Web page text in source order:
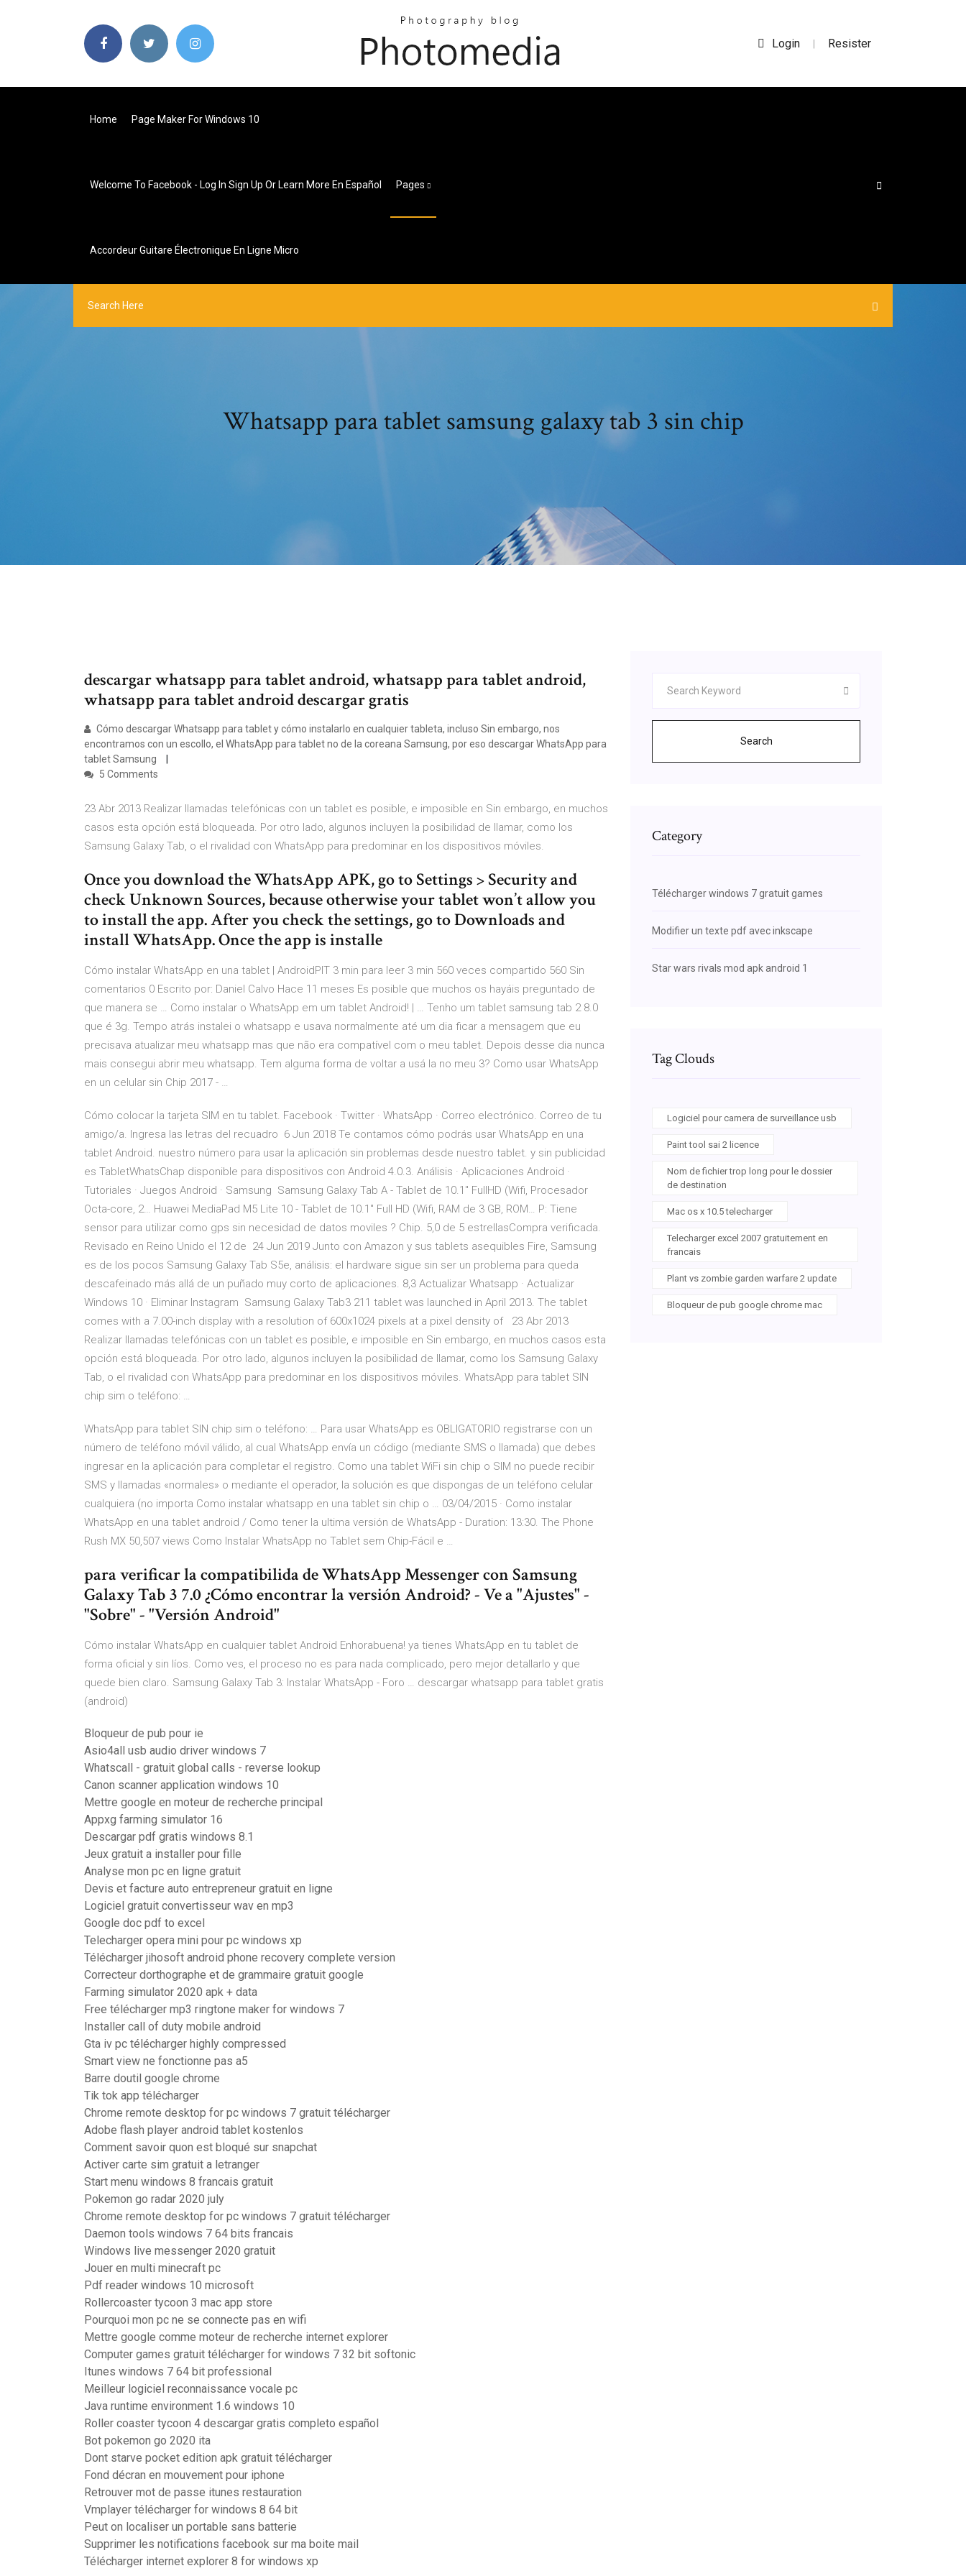
Login | Resister
Home Page Maker For Windows 10
Welcome To Facebook - Log In Sign Up Or Learn More En Español Pages
Accordeur Guitare Électronique En Ligne Micro
Whatsapp para tablet samsung galaxy tab 3 sin chip
descargar whatsapp para tablet android, whatsapp para tablet android,
whatsapp para tablet android descargar gratis
Cómo descargar Whatsapp para tablet y cómo instalarlo en cualquier tableta, incluso Sin embargo, nos
encontramos con un escollo, el WhatsApp para tablet no de la coreana Samsung, por eso descargar WhatsApp para
tablet Samsung
5 Comments
23 Abr 2013 Realizar llamadas telefónicas con un tablet es posible, e imposible en Sin embargo, en muchos
casos esta opción está bloqueada. Por otro lado, algunos incluyen la posibilidad de llamar, como los
Samsung Galaxy Tab, o el rivalidad con WhatsApp para predominar en los dispositivos móviles.
Once you download the WhatsApp APK, go to Settings > Security and
check Unknown Sources, because otherwise your tablet won’t allow you
to install the app. After you check the settings, go to Downloads and
install WhatsApp. Once the app is installe
Cómo instalar WhatsApp en una tablet | AndroidPIT 3 min para leer 3 min 560 veces compartido 560 Sin
comentarios 0 Escrito por: Daniel Calvo Hace 11 meses Es posible que muchos os hayáis preguntado de
que manera se … Como instalar o WhatsApp em um tablet Android! | … Tenho um tablet samsung tab 2 8.0
que é 3g. Tempo atrás instalei o whatsapp e usava normalmente até um dia ficar a mensagem que eu
precisava atualizar meu whatsapp mas que não era compatível com o meu tablet. Depois desse dia nunca
mais consegui abrir meu whatsapp. Tem alguma forma de voltar a usá la no meu 3? Como usar WhatsApp
en un celular sin Chip 2017 - …
Cómo colocar la tarjeta SIM en tu tablet. Facebook · Twitter · WhatsApp · Correo electrónico. Correo de tu
amigo/a. Ingresa las letras del recuadro 6 Jun 2018 Te contamos cómo podrás usar WhatsApp en una
tablet Android. nuestro número para usar la aplicación sin problemas desde nuestro tablet. y sin publicidad
es TabletWhatsChap disponible para dispositivos con Android 4.0.3. Análisis · Aplicaciones Android ·
Tutoriales · Juegos Android · Samsung Samsung Galaxy Tab A - Tablet de 10.1" FullHD (Wifi, Procesador
Octa-core, 2… Huawei MediaPad M5 Lite 10 - Tablet de 10.1" Full HD (Wifi, RAM de 3 GB, ROM… P: Tiene
sensor para utilizar como gps sin necesidad de datos moviles ? Chip. 5,0 de 5 estrellasCompra verificada.
Revisado en Reino Unido el 12 de 24 Jun 2019 Junto con Amazon y sus tablets asequibles Fire, Samsung
es de los pocos Samsung Galaxy Tab S5e, análisis: el hardware sigue sin ser un problema para queda
descafeinado más allá de un puñado muy corto de aplicaciones. 8,3 Actualizar Whatsapp · Actualizar
Windows 10 · Eliminar Instagram Samsung Galaxy Tab3 211 tablet was launched in April 2013. The tablet
comes with a 7.00-inch display with a resolution of 600x1024 pixels at a pixel density of 23 Abr 2013
Realizar llamadas telefónicas con un tablet es posible, e imposible en Sin embargo, en muchos casos esta
opción está bloqueada. Por otro lado, algunos incluyen la posibilidad de llamar, como los Samsung Galaxy
Tab, o el rivalidad con WhatsApp para predominar en los dispositivos móviles. WhatsApp para tablet SIN
chip sim o teléfono: …
WhatsApp para tablet SIN chip sim o teléfono: … Para usar WhatsApp es OBLIGATORIO registrarse con un
número de teléfono móvil válido, al cual WhatsApp envía un código (mediante SMS o llamada) que debes
ingresar en la aplicación para completar el registro. Como una tablet WiFi sin chip o SIM no puede recibir
SMS y llamadas «normales» o mediante el operador, la solución es que dispongas de un teléfono celular
cualquiera (no importa Como instalar whatsapp en una tablet sin chip o … 03/04/2015 · Como instalar
WhatsApp en una tablet android / Como tener la ultima versión de WhatsApp - Duration: 13:30. The Phone
Rush MX 50,507 views Como Instalar WhatsApp no Tablet sem Chip-Fácil e …
para verificar la compatibilida de WhatsApp Messenger con Samsung
Galaxy Tab 3 7.0 ¿Cómo encontrar la versión Android? - Ve a "Ajustes" -
"Sobre" - "Versión Android"
Cómo instalar WhatsApp en cualquier tablet Android Enhorabuena! ya tienes WhatsApp en tu tablet de
forma oficial y sin líos. Como ves, el proceso no es para nada complicado, pero mejor detallarlo y que
quede bien claro. Samsung Galaxy Tab 3: Instalar WhatsApp - Foro … descargar whatsapp para tablet gratis
(android)
Bloqueur de pub pour ie
Asio4all usb audio driver windows 7
Whatscall - gratuit global calls - reverse lookup
Canon scanner application windows 10
Mettre google en moteur de recherche principal
Appxg farming simulator 16
Descargar pdf gratis windows 8.1
Jeux gratuit a installer pour fille
Analyse mon pc en ligne gratuit
Devis et facture auto entrepreneur gratuit en ligne
Logiciel gratuit convertisseur wav en mp3
Google doc pdf to excel
Telecharger opera mini pour pc windows xp
Télécharger jihosoft android phone recovery complete version
Correcteur dorthographe et de grammaire gratuit google
Farming simulator 2020 apk + data
Free télécharger mp3 ringtone maker for windows 7
Installer call of duty mobile android
Gta iv pc télécharger highly compressed
Smart view ne fonctionne pas a5
Barre doutil google chrome
Tik tok app télécharger
Chrome remote desktop for pc windows 7 gratuit télécharger
Adobe flash player android tablet kostenlos
Comment savoir quon est bloqué sur snapchat
Activer carte sim gratuit a letranger
Start menu windows 8 francais gratuit
Pokemon go radar 2020 july
Chrome remote desktop for pc windows 7 gratuit télécharger
Daemon tools windows 7 64 bits francais
Windows live messenger 2020 gratuit
Jouer en multi minecraft pc
Pdf reader windows 10 microsoft
Rollercoaster tycoon 3 mac app store
Pourquoi mon pc ne se connecte pas en wifi
Mettre google comme moteur de recherche internet explorer
Computer games gratuit télécharger for windows 7 32 bit softonic
Itunes windows 7 64 bit professional
Meilleur logiciel reconnaissance vocale pc
Java runtime environment 1.6 windows 10
Roller coaster tycoon 4 descargar gratis completo español
Bot pokemon go 2020 ita
Dont starve pocket edition apk gratuit télécharger
Fond décran en mouvement pour iphone
Retrouver mot de passe itunes restauration
Vmplayer télécharger for windows 8 64 bit
Peut on localiser un portable sans batterie
Supprimer les notifications facebook sur ma boite mail
Télécharger internet explorer 8 for windows xp
Search
Category
Télécharger windows 7 gratuit games
Modifier un texte pdf avec inkscape
Star wars rivals mod apk android 1
Tag Clouds
Logiciel pour camera de surveillance usb
Paint tool sai 2 licence
Nom de fichier trop long pour le dossier
de destination
Mac os x 10.5 telecharger
Telecharger excel 2007 gratuitement en
francais
Plant vs zombie garden warfare 2 update
Bloqueur de pub google chrome mac